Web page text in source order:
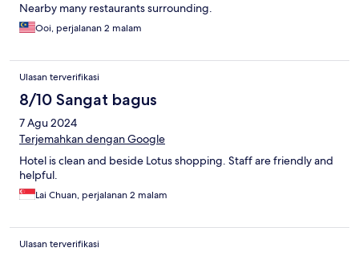
Nearby many restaurants surrounding.
Ooi, perjalanan 2 malam
Ulasan terverifikasi
8/10 Sangat bagus
7 Agu 2024
Terjemahkan dengan Google
Hotel is clean and beside Lotus shopping. Staff are friendly and
helpful.
Lai Chuan, perjalanan 2 malam
Ulasan terverifikasi